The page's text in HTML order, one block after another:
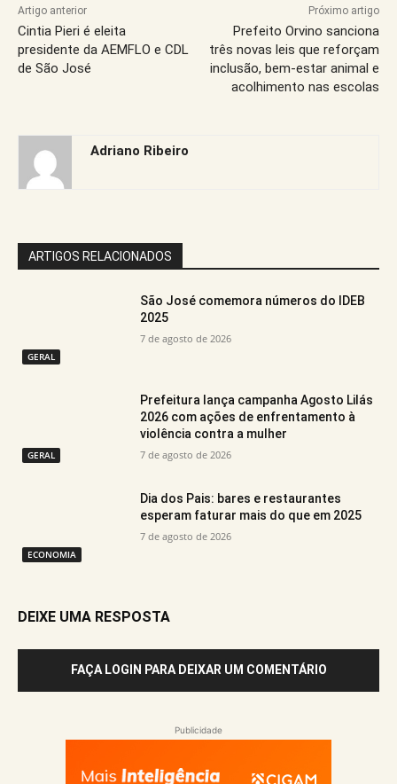
Artigo anterior
Cintia Pieri é eleita
presidente da AEMFLO e CDL
de São José
Próximo artigo
Prefeito Orvino sanciona
três novas leis que reforçam
inclusão, bem-estar animal e
acolhimento nas escolas
Adriano Ribeiro
ARTIGOS RELACIONADOS
GERAL
São José comemora números do IDEB
2025
7 de agosto de 2026
GERAL
Prefeitura lança campanha Agosto Lilás
2026 com ações de enfrentamento à
violência contra a mulher
7 de agosto de 2026
ECONOMIA
Dia dos Pais: bares e restaurantes
esperam faturar mais do que em 2025
7 de agosto de 2026
DEIXE UMA RESPOSTA
FAÇA LOGIN PARA DEIXAR UM COMENTÁRIO
Publicidade